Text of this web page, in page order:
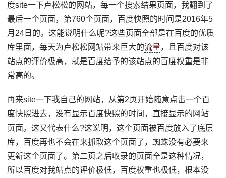
度site一下卢松松的网站，每一个搜索结果页面，我翻到了
最后一个页面，第760个页面，百度快照的时间是2016年5
月24日的。这能说明什么呢?这些页面全部是在百度的优质
库里面，每天为卢松松网站带来巨大的流量，且百度对该
站点的评价极高，就是百度给予的该站点的百度权重是非
常高的。
再来site一下我自己的网站，从第2页开始随意点击一个百
度快照进去，没有显示百度快照的时间，直接显示的网站
页面。这又代表什么?这说明，这个页面被百度放入了底层
库，百度再也不会在来抓取这个页面了，蜘蛛没有必要来
更新这个页面了。第二页之后收录的页面全是这种情况，
所以百度对我站点的评价极低，百度权重也极低，根本没